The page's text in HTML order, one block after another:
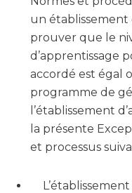
un établissement
prouver que le
d’apprentissage
accordé est égal
programme de
l’établissement
la présente
et processus